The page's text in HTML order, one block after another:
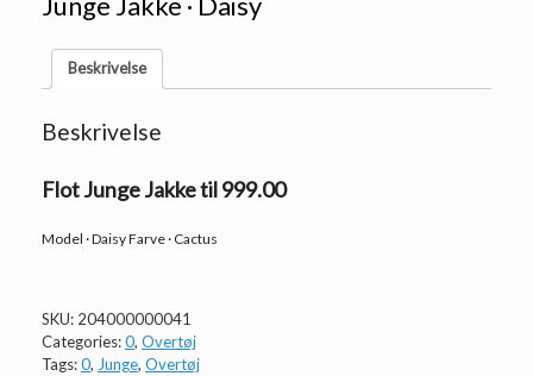
Beskrivelse
Beskrivelse
Flot Junge Jakke til 999.00
Model · Daisy Farve · Cactus
SKU: 204000000041
Categories:0, Overtøj
Tags:0, Junge, Overtøj